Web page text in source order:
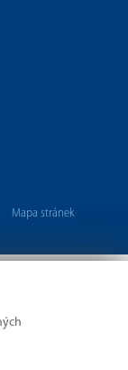
Mapa stránek
ÚMPOD